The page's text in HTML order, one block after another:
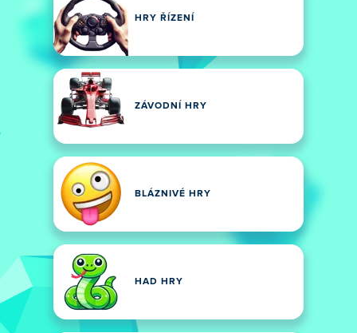
HRY ŘÍZENÍ
ZÁVODNÍ HRY
BLÁZNIVÉ HRY
HAD HRY